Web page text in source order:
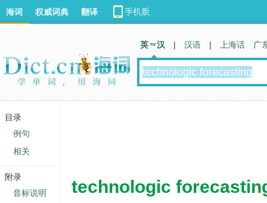
technologic
海词 权威词典 翻译
英 汉 | 汉语 | 上海话 广
目录
例句
相关
附录
音标说明